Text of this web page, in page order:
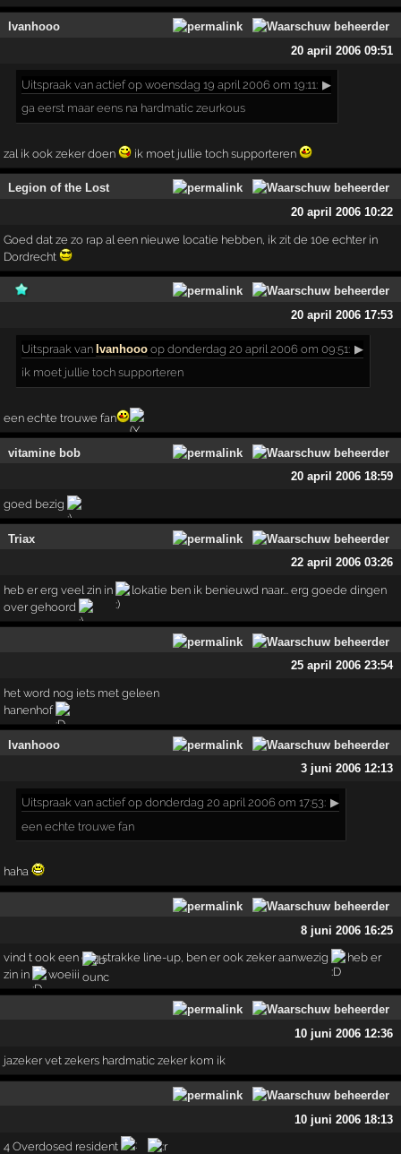
Ivanhooo
20 april 2006 09:51
Uitspraak van actief op woensdag 19 april 2006 om 19:11: ▶
ga eerst maar eens na hardmatic zeurkous
zal ik ook zeker doen ik moet jullie toch supporteren
Legion of the Lost
20 april 2006 10:22
Goed dat ze zo rap al een nieuwe locatie hebben, ik zit de 10e echter in
Dordrecht
20 april 2006 17:53
Uitspraak van Ivanhooo op donderdag 20 april 2006 om 09:51: ▶
ik moet jullie toch supporteren
een echte trouwe fan
vitamine bob
20 april 2006 18:59
goed bezig
Triax
22 april 2006 03:26
heb er erg veel zin in
lokatie ben ik benieuwd naar... erg goede dingen
over gehoord
25 april 2006 23:54
het word nog iets met geleen
hanenhof
Ivanhooo
3 juni 2006 12:13
Uitspraak van actief op donderdag 20 april 2006 om 17:53: ▶
een echte trouwe fan
haha
8 juni 2006 16:25
vind t ook een erg strakke line-up, ben er ook zeker aanwezig
heb er
zin in
woeiii
10 juni 2006 12:36
jazeker vet zekers hardmatic zeker kom ik
10 juni 2006 18:13
4 Overdosed resident